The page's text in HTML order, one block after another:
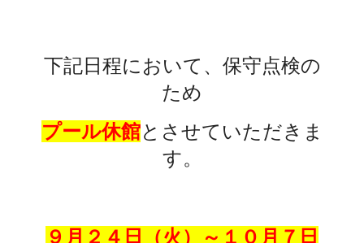
下記日程において、保守点検の
ため
プール休館とさせていただきま
す。
９月２４日（火）～１０月７日